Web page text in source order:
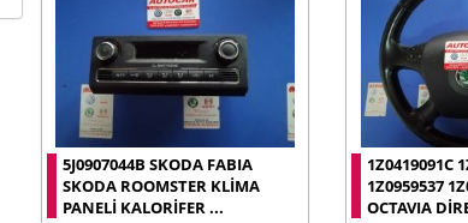
5J0907044B SKODA FABIA
SKODA ROOMSTER KLIMA
PANELI KALORIFER ...
1Z0419091C
1Z0959537
OCTAVIA